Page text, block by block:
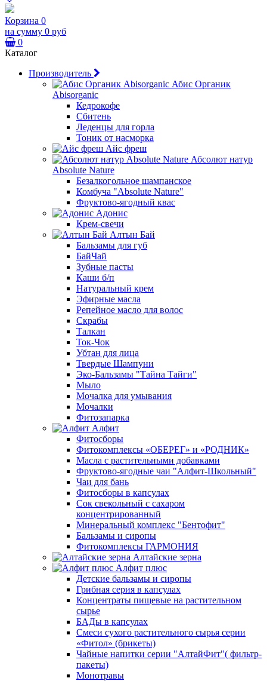
Корзина 0
на сумму 0 руб
0
Каталог
Производитель
Абис Органик
Abisorganic
Кедрокофе
Сбитень
Леденцы для горла
Тоник от насморка
Айс фреш
Абсолют натур
Absolute Nature
Безалкогольное шампанское
Комбуча "Absolute Nature"
Фруктово-ягодный квас
Адонис
Крем-свечи
Алтын Бай
Бальзамы для губ
БайЧай
Зубные пасты
Каши б/п
Натуральный крем
Эфирные масла
Репейное масло для волос
Скрабы
Талкан
Ток-Чок
Убтан для лица
Твердые Шампуни
Эко-Бальзамы "Тайна Тайги"
Мыло
Мочалка для умывания
Мочалки
Фитозапарка
Алфит
Фитосборы
Фитокомплексы «ОБЕРЕГ» и «РОДНИК»
Масла с растительными добавками
Фруктово-ягодные чаи "Алфит-Школьный"
Чаи для бань
Фитосборы в капсулах
Сок свекольный с сахаром
концентрированный
Минеральный комплекс "Бентофит"
Бальзамы и сиропы
Фитокомплексы ГАРМОНИЯ
Алтайские зерна
Алфит плюс
Детские бальзамы и сиропы
Грибная серия в капсулах
Концентраты пищевые на растительном
сырье
БАДы в капсулах
Смеси сухого растительного сырья серии
«Фитол» (брикеты)
Чайные напитки серии "АлтайФит"( фильтр-
пакеты)
Монотравы